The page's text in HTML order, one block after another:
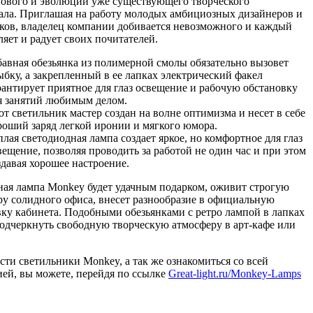
Приглашая на работу молодых амбициозных дизайнеров и
владелец компании добивается невозможного и каждый
и радует своих почитателей.
обезьянка из полимерной смолы обязательно вызовет
а закрепленный в ее лапках электрический факел
приятное для глаз освещение и рабочую обстановку
занятий любимым делом.
светильник мастер создан на волне оптимизма и несет в себе
заряд легкой иронии и мягкого юмора.
светодиодная лампа создает яркое, но комфортное для глаз
позволяя проводить за работой не один час и при этом
хорошее настроение.
лампа Monkey будет удачным подарком, оживит строгую
солидного офиса, внесет разнообразие в официальную
кабинета. Подобными обезьянками с ретро лампой в лапках
свободную творческую атмосферу в арт-кафе или
светильники Monkey, а так же ознакомиться со всей
вы можете, перейдя по ссылке Great-light.ru/Monkey-Lamps